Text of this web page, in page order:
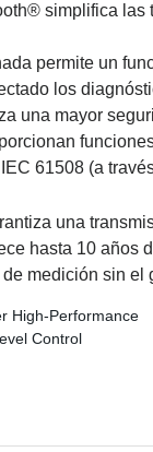
simplifica
permite un
los
una mayor
61508 (a
una
hasta 10 años
medición sin el